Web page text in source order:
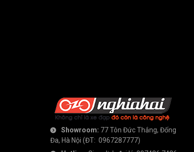
Showroom: 77 Tôn Đức Thắng, Đống
Đa, Hà Nội (ĐT: 0967287777)